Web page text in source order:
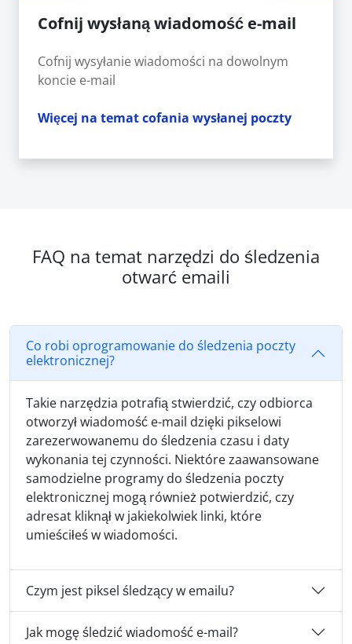
Cofnij wysłaną wiadomość e-mail
Cofnij wysyłanie wiadomości na dowolnym
koncie e-mail
Więcej na temat cofania wysłanej poczty
FAQ na temat narzędzi do śledzenia
otwarć emaili
Co robi oprogramowanie do śledzenia poczty
elektronicznej?
Takie narzędzia potrafią stwierdzić, czy odbiorca
otworzył wiadomość e-mail dzięki pikselowi
zarezerwowanemu do śledzenia czasu i daty
wykonania tej czynności. Niektóre zaawansowane
samodzielne programy do śledzenia poczty
elektronicznej mogą również potwierdzić, czy
adresat kliknął w jakiekolwiek linki, które
umieściłeś w wiadomości.
Czym jest piksel śledzący w emailu?
Jak mogę śledzić wiadomość e-mail?